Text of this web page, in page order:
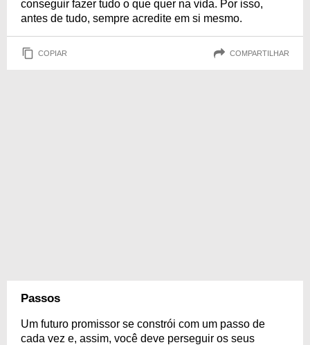
conseguir fazer tudo o que quer na vida. Por isso,
antes de tudo, sempre acredite em si mesmo.
COPIAR COMPARTILHAR
Passos
Um futuro promissor se constrói com um passo de
cada vez e, assim, você deve perseguir os seus